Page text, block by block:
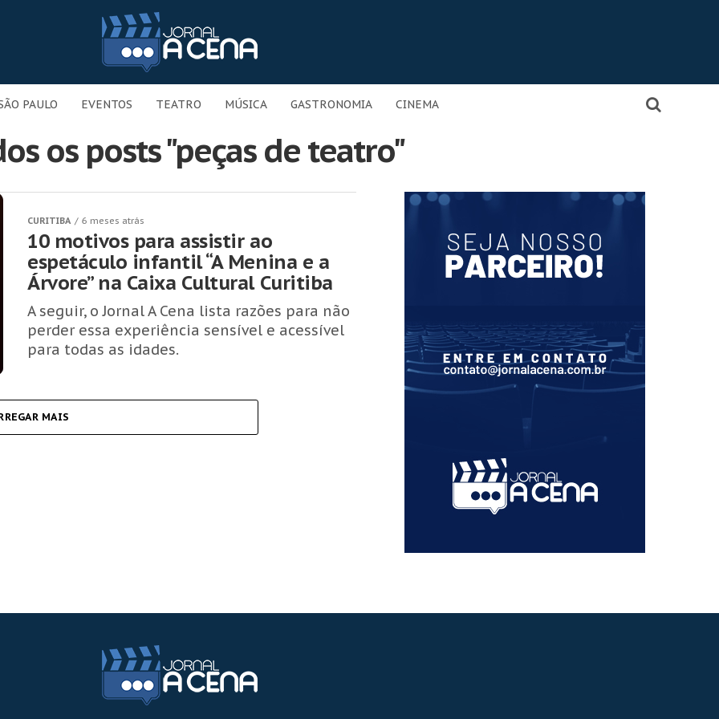
PAULO EVENTOS TEATRO MÚSICA GASTRONOMIA CINEMA
os posts "peças de teatro"
CURITIBA 6 meses atrás
10 motivos para assistir ao
espetáculo infantil “A Menina e a
Árvore” na Caixa Cultural Curitiba
A seguir, o Jornal A Cena lista razões para não
perder essa experiência sensível e acessível
para todas as idades.
MAIS